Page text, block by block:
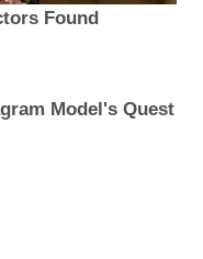
Found
Model's Quest